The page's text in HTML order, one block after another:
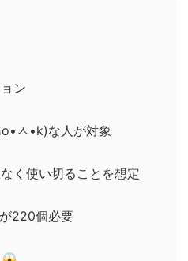
ン
ㅅ•k)な人が対象
く使い切ることを想定
220個必要